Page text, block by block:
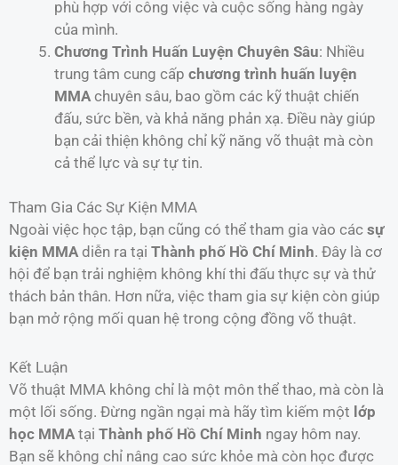
phù hợp với công việc và cuộc sống hàng ngày
của mình.
Chương Trình Huấn Luyện Chuyên Sâu: Nhiều
trung tâm cung cấp chương trình huấn luyện
MMA chuyên sâu, bao gồm các kỹ thuật chiến
đấu, sức bền, và khả năng phản xạ. Điều này giúp
bạn cải thiện không chỉ kỹ năng võ thuật mà còn
cả thể lực và sự tự tin.
Tham Gia Các Sự Kiện MMA
Ngoài việc học tập, bạn cũng có thể tham gia vào các sự
kiện MMAdiễn ra tại Thành phố Hồ Chí Minh. Đây là cơ
hội để bạn trải nghiệm không khí thi đấu thực sự và thử
thách bản thân. Hơn nữa, việc tham gia sự kiện còn giúp
bạn mở rộng mối quan hệ trong cộng đồng võ thuật.
Kết Luận
Võ thuật MMA không chỉ là một môn thể thao, mà còn là
một lối sống. Đừng ngần ngại mà hãy tìm kiếm một lớp
học MMAtại Thành phố Hồ Chí Minh ngay hôm nay.
Bạn sẽ không chỉ nâng cao sức khỏe mà còn học được